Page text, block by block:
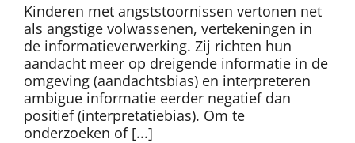
Kinderen met angststoornissen vertonen net
als angstige volwassenen, vertekeningen in
de informatieverwerking. Zij richten hun
aandacht meer op dreigende informatie in de
omgeving (aandachtsbias) en interpreteren
ambigue informatie eerder negatief dan
positief (interpretatiebias). Om te
onderzoeken of [...]